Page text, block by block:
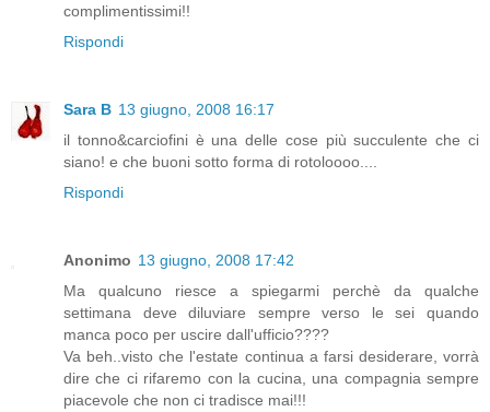
complimentissimi!!
Rispondi
Sara B 13 giugno, 2008 16:17
il tonno&carciofini è una delle cose più succulente che ci
siano! e che buoni sotto forma di rotoloooo....
Rispondi
Anonimo 13 giugno, 2008 17:42
Ma qualcuno riesce a spiegarmi perchè da qualche
settimana deve diluviare sempre verso le sei quando
manca poco per uscire dall'ufficio????
Va beh..visto che l'estate continua a farsi desiderare, vorrà
dire che ci rifaremo con la cucina, una compagnia sempre
piacevole che non ci tradisce mai!!!